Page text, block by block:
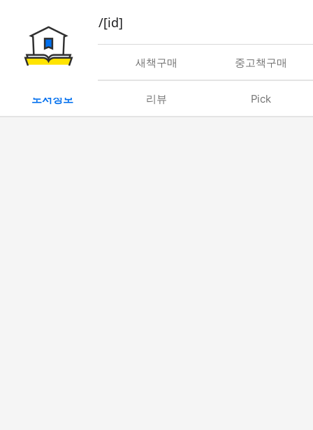
book/rent/[id]
대여 새책구매 중고책구매
도서정보 리뷰 Pick